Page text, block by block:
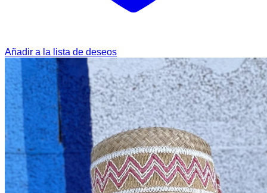
Añadir a la lista de deseos